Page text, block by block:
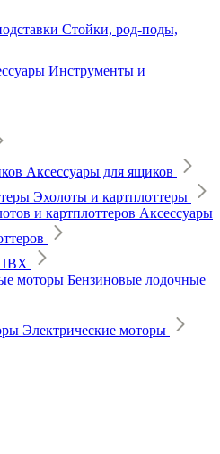
Стойки, род-поды,
Инструменты и
Аксессуары для ящиков
Эхолоты и картплоттеры
Аксессуары
Бензиновые лодочные
Электрические моторы